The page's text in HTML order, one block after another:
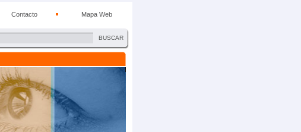
Contacto Mapa Web
BUSCAR